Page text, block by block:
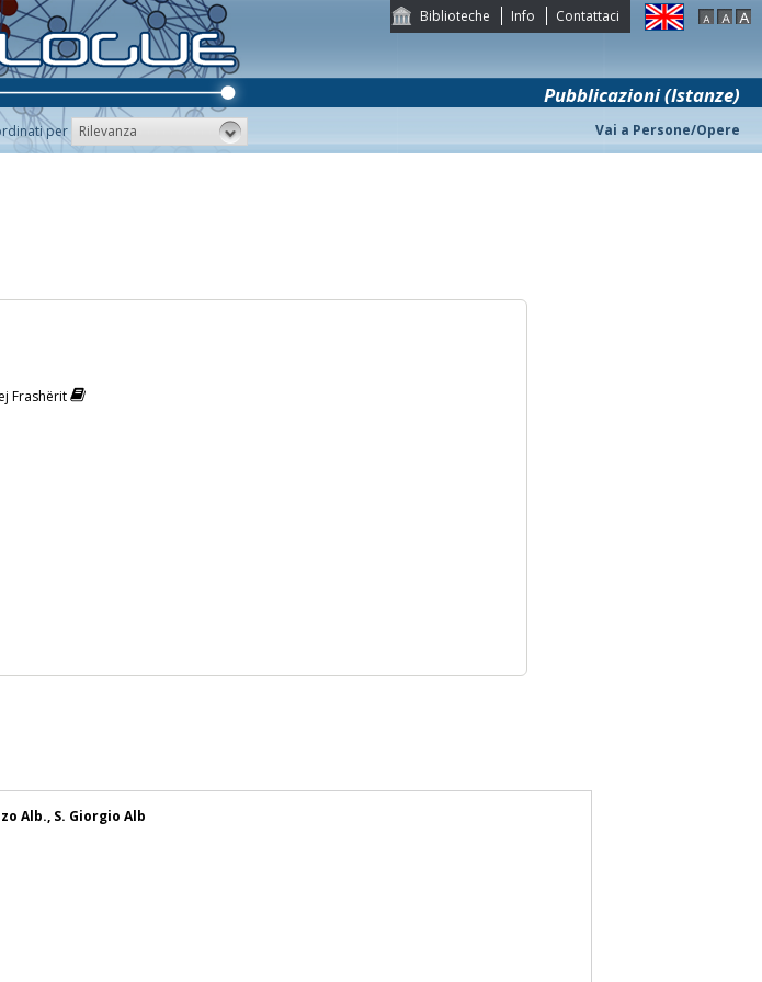
Biblioteche Info Contattaci
Pubblicazioni (Istanze)
per Rilevanza Vai a Persone/Opere
Frashërit
Alb., S. Giorgio Alb